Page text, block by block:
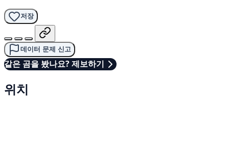
저장
데이터 문제 신고
같은 곰을 봤나요? 제보하기
위치